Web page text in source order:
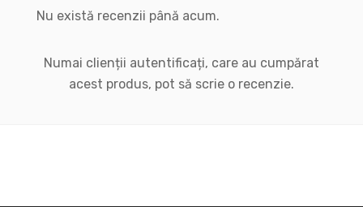
Nu există recenzii până acum.
Numai clienții autentificați, care au cumpărat
acest produs, pot să scrie o recenzie.